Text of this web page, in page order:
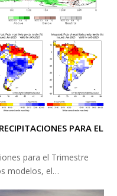
PARA EL
para el Trimestre
modelos, el…